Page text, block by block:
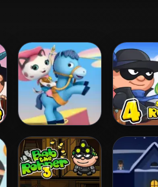
Sheriff Callie
Deputy for a Day
Bob
4: